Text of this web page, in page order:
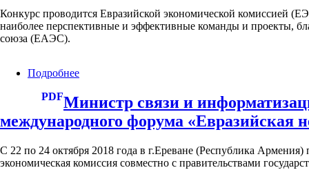
для
реализации
у
проекта
Республики
«Евразийская
факторинговая
Конкурс проводится Евразийской экономической комиссией
наиболее перспективные и эффективные команды и проекты,
союза (ЕАЭС).
Подробнее
объявят
победителей
Международного
инновационных
проектов
PDFМинистр связи и
международного форума «Евразийская
C 22 по 24 октября 2018 года в г.Ереване (Республика
экономическая комиссия совместно с правительствами